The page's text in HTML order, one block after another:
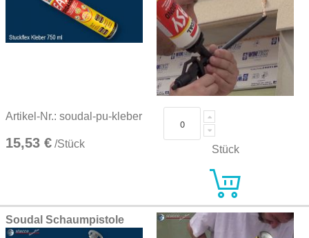
Artikel-Nr.: soudal-pu-kleber
15,53 € /Stück Stück
Soudal Schaumpistole